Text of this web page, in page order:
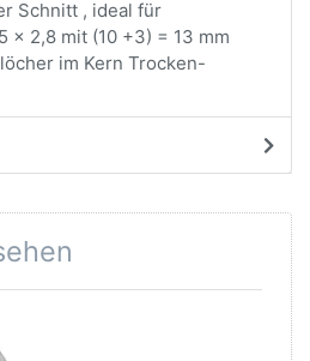
Schnitt , ideal für
x 2,8 mit (10 +3) = 13 mm
im Kern Trocken-